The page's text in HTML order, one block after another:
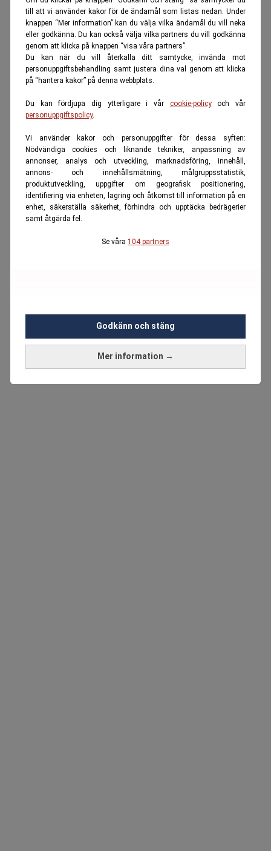
till att vi använder kakor för de ändamål som listas nedan. Under
knappen “Mer information” kan du välja vilka ändamål du vill neka
eller godkänna. Du kan också välja vilka partners du vill godkänna
genom att klicka på knappen “visa våra partners”.
Du kan när du vill återkalla ditt samtycke, invända mot
personuppgiftsbehandling samt justera dina val genom att klicka
på “hantera kakor” på denna webbplats.
Du kan fördjupa dig ytterligare i vår cookie-policyoch vår
personuppgiftspolicy.
Vi använder kakor och personuppgifter för dessa syften:
Nödvändiga cookies och liknande tekniker, anpassning av
annonser, analys och utveckling, marknadsföring, innehåll,
annons- och innehållsmätning, målgruppsstatistik,
produktutveckling, uppgifter om geografisk positionering,
identifiering via enheten, lagring och åtkomst till information på en
enhet, säkerställa säkerhet, förhindra och upptäcka bedrägerier
samt åtgärda fel.
Se våra 104 partners
Mer information →
Godkänn och stäng